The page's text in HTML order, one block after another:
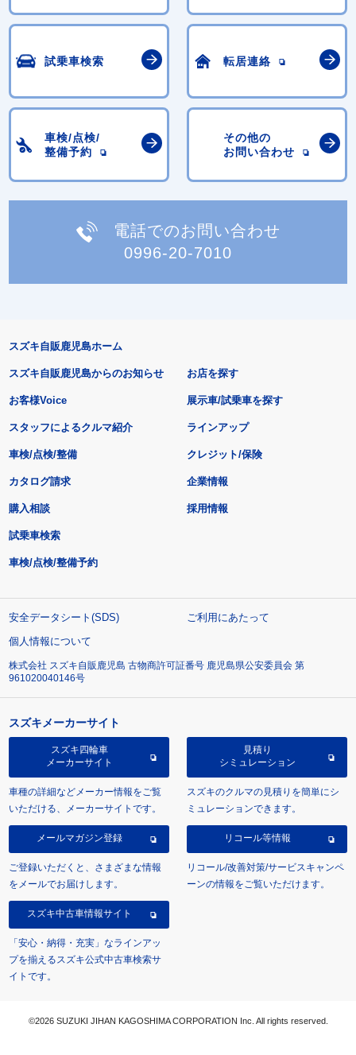
試乗車検索 転居連絡
車検/点検/
整備予約
その他の
お問い合わせ
電話でのお問い合わせ
0996-20-7010
スズキ自販鹿児島ホーム
スズキ自販鹿児島からのお知らせ
お客様Voice
スタッフによるクルマ紹介
お店を探す
展示車/試乗車を探す
ラインアップ
車検/点検/整備 クレジット/保険
カタログ請求
購入相談
試乗車検索
車検/点検/整備予約
企業情報
採用情報
安全データシート(SDS)
ご利用にあたって
個人情報について
株式会社 スズキ自販鹿児島 古物商許可証番号 鹿児島県公安委員会 第
961020040146号
スズキメーカーサイト
スズキ四輪車
メーカーサイト
車種の詳細などメーカー情報をご覧
いただける、メーカーサイトです。
見積り
シミュレーション
スズキのクルマの見積りを簡単にシ
ミュレーションできます。
メールマガジン登録
ご登録いただくと、さまざまな情報
をメールでお届けします。
リコール等情報
リコール/改善対策/サービスキャンペ
ーンの情報をご覧いただけます。
スズキ中古車情報サイト
「安心・納得・充実」なラインアッ
プを揃えるスズキ公式中古車検索サ
イトです。
©2026 SUZUKI JIHAN KAGOSHIMA CORPORATION Inc. All rights reserved.